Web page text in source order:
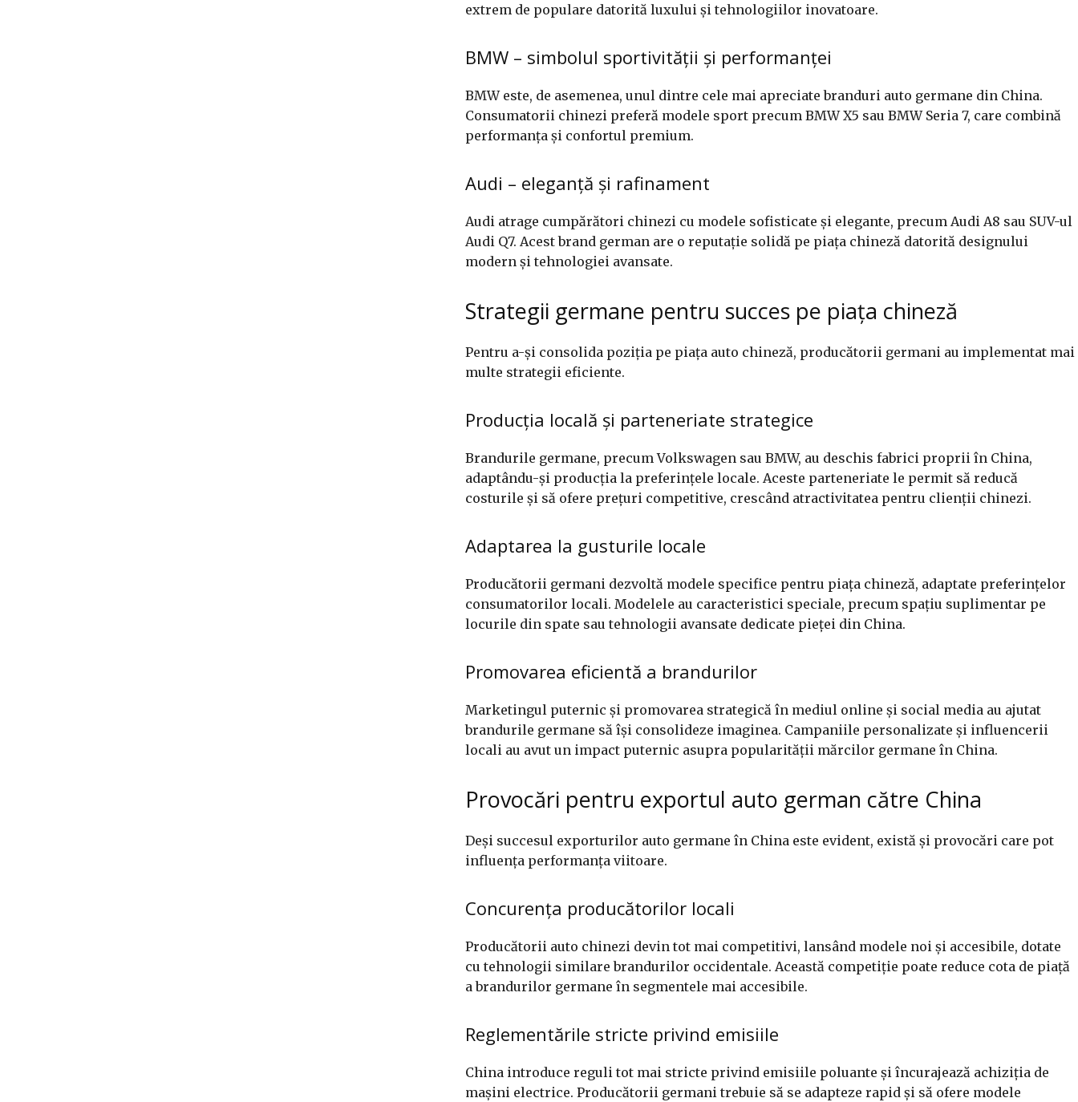
extrem de populare datorită luxului și tehnologiilor inovatoare.
BMW – simbolul sportivității și performanței
BMW este, de asemenea, unul dintre cele mai apreciate branduri auto germane din China.
Consumatorii chinezi preferă modele sport precum BMW X5 sau BMW Seria 7, care combină
performanța și confortul premium.
Audi – eleganță și rafinament
Audi atrage cumpărători chinezi cu modele sofisticate și elegante, precum Audi A8 sau SUV-ul
Audi Q7. Acest brand german are o reputație solidă pe piața chineză datorită designului
modern și tehnologiei avansate.
Strategii germane pentru succes pe piața chineză
Pentru a-și consolida poziția pe piața auto chineză, producătorii germani au implementat mai
multe strategii eficiente.
Producția locală și parteneriate strategice
Brandurile germane, precum Volkswagen sau BMW, au deschis fabrici proprii în China,
adaptându-și producția la preferințele locale. Aceste parteneriate le permit să reducă
costurile și să ofere prețuri competitive, crescând atractivitatea pentru clienții chinezi.
Adaptarea la gusturile locale
Producătorii germani dezvoltă modele specifice pentru piața chineză, adaptate preferințelor
consumatorilor locali. Modelele au caracteristici speciale, precum spațiu suplimentar pe
locurile din spate sau tehnologii avansate dedicate pieței din China.
Promovarea eficientă a brandurilor
Marketingul puternic și promovarea strategică în mediul online și social media au ajutat
brandurile germane să își consolideze imaginea. Campaniile personalizate și influencerii
locali au avut un impact puternic asupra popularității mărcilor germane în China.
Provocări pentru exportul auto german către China
Deși succesul exporturilor auto germane în China este evident, există și provocări care pot
influența performanța viitoare.
Concurența producătorilor locali
Producătorii auto chinezi devin tot mai competitivi, lansând modele noi și accesibile, dotate
cu tehnologii similare brandurilor occidentale. Această competiție poate reduce cota de piață
a brandurilor germane în segmentele mai accesibile.
Reglementările stricte privind emisiile
China introduce reguli tot mai stricte privind emisiile poluante și încurajează achiziția de
mașini electrice. Producătorii germani trebuie să se adapteze rapid și să ofere modele